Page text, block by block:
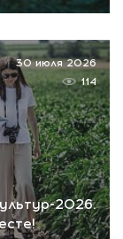
2026.
30 июля 2026
114